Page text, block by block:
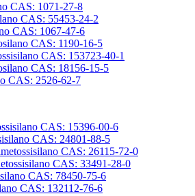
CAS: 1071-27-8
CAS: 55453-24-2
CAS: 1067-47-6
CAS: 1190-16-5
CAS: 153723-40-1
CAS: 18156-15-5
CAS: 2526-62-7
CAS: 15396-00-6
CAS: 24801-88-5
CAS: 26115-72-0
CAS: 33491-28-0
CAS: 78450-75-6
CAS: 132112-76-6